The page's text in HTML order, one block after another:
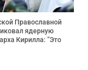
Православной
ядерную
Кирилла: ”Это